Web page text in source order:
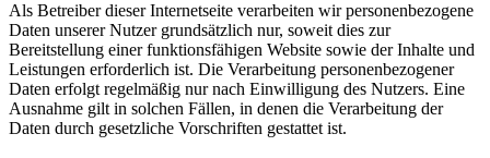
Als Betreiber dieser Internetseite verarbeiten wir personenbezogene
Daten unserer Nutzer grundsätzlich nur, soweit dies zur
Bereitstellung einer funktionsfähigen Website sowie der Inhalte und
Leistungen erforderlich ist. Die Verarbeitung personenbezogener
Daten erfolgt regelmäßig nur nach Einwilligung des Nutzers. Eine
Ausnahme gilt in solchen Fällen, in denen die Verarbeitung der
Daten durch gesetzliche Vorschriften gestattet ist.